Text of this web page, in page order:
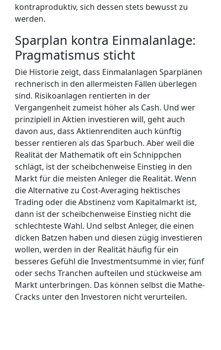
kontraproduktiv, sich dessen stets bewusst zu
werden.
Sparplan kontra Einmalanlage:
Pragmatismus sticht
Die Historie zeigt, dass Einmalanlagen Sparplänen
rechnerisch in den allermeisten Fällen überlegen
sind. Risikoanlagen rentierten in der
Vergangenheit zumeist höher als Cash. Und wer
prinzipiell in Aktien investieren will, geht auch
davon aus, dass Aktienrenditen auch künftig
besser rentieren als das Sparbuch. Aber weil die
Realität der Mathematik oft ein Schnippchen
schlägt, ist der scheibchenweise Einstieg in den
Markt für die meisten Anleger die Realität. Wenn
die Alternative zu Cost-Averaging hektisches
Trading oder die Abstinenz vom Kapitalmarkt ist,
dann ist der scheibchenweise Einstieg nicht die
schlechteste Wahl. Und selbst Anleger, die einen
dicken Batzen haben und diesen zügig investieren
wollen, werden in der Realität häufig für ein
besseres Gefühl die Investmentsumme in vier, fünf
oder sechs Tranchen aufteilen und stückweise am
Markt unterbringen. Das können selbst die Mathe-
Cracks unter den Investoren nicht verurteilen.